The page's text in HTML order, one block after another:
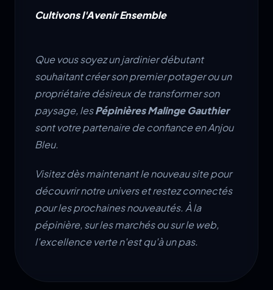
Cultivons l'Avenir Ensemble
Que vous soyez un jardinier débutant
souhaitant créer son premier potager ou un
propriétaire désireux de transformer son
paysage, lesPépinières Malinge Gauthier
sont votre partenaire de confiance en Anjou
Bleu.
Visitez dès maintenant le nouveau site pour
découvrir notre univers et restez connectés
pour les prochaines nouveautés. À la
pépinière, sur les marchés ou sur le web,
l'excellence verte n'est qu'à un pas.